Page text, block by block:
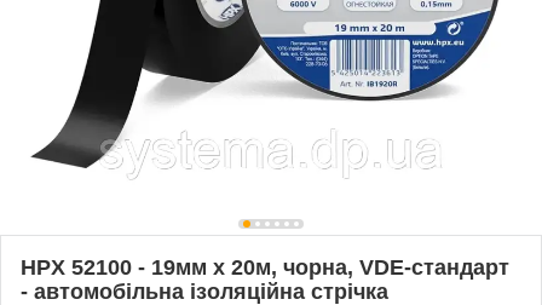
HPX 52100 - 19мм x 20м, чорна, VDE-стандарт
- автомобільна ізоляційна стрічка